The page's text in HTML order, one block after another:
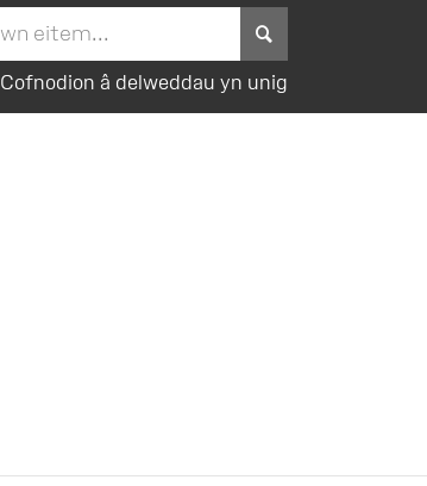
Cofnodion â delweddau yn unig